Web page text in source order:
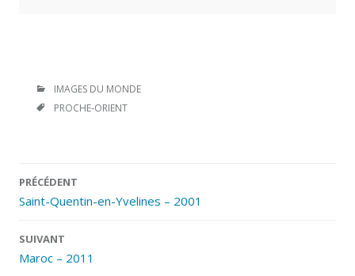
CATÉGORIES
IMAGES DU MONDE
ÉTIQUETTES
PROCHE-ORIENT
Navigation
des
articles
PRÉCÉDENT
Saint-Quentin-en-Yvelines – 2001
SUIVANT
Maroc – 2011